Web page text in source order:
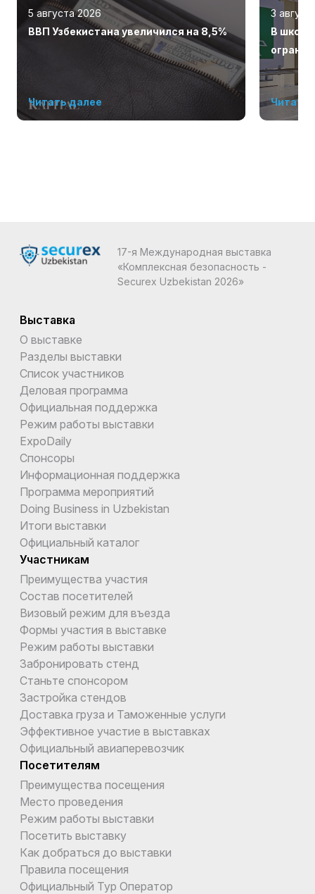
5 августа 2026
ВВП Узбекистана увеличился на 8,5%
Читать далее
3
В
Читать
17-я Международная выставка
«Комплексная безопасность -
Securex Uzbekistan 2026»
Выставка
О выставке
Разделы выставки
Список участников
Деловая программа
Официальная поддержка
Режим работы выставки
ExpoDaily
Спонсоры
Информационная поддержка
Программа мероприятий
Doing Business in Uzbekistan
Итоги выставки
Официальный каталог
Участникам
Преимущества участия
Состав посетителей
Визовый режим для въезда
Формы участия в выставке
Режим работы выставки
Забронировать стенд
Станьте спонсором
Застройка стендов
Доставка груза и Таможенные услуги
Эффективное участие в выставках
Официальный авиаперевозчик
Посетителям
Преимущества посещения
Место проведения
Режим работы выставки
Посетить выставку
Как добраться до выставки
Правила посещения
Официальный Тур Оператор